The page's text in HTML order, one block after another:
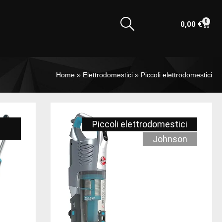
0,00 € 0
Home » Elettrodomestici » Piccoli elettrodomestici
Piccoli elettrodomestici
Johnson